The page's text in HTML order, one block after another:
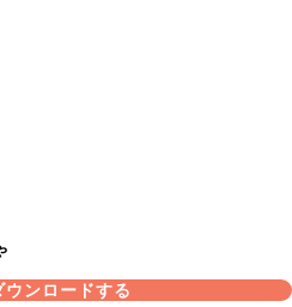
ウンロードする